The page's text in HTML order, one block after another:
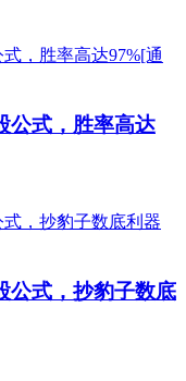
公式，胜率高达
公式，抄豹子数底